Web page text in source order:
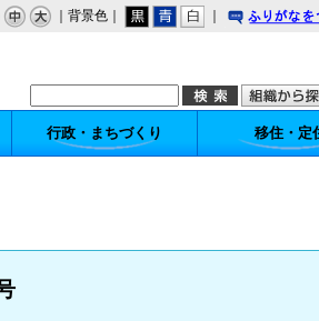
｜背景色｜
行政・まちづくり 移住・定